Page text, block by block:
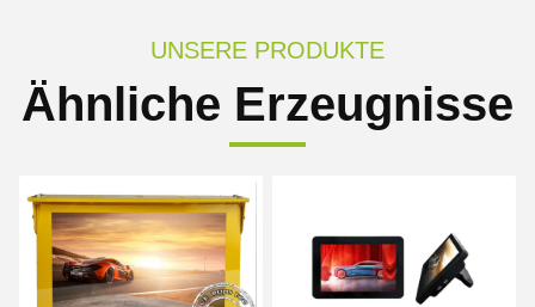
UNSERE PRODUKTE
Ähnliche Erzeugnisse